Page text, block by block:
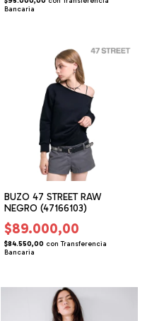
Bancaria
BUZO 47 STREET RAW
NEGRO (47166103)
$89.000,00
$84.550,00 con Transferencia
Bancaria